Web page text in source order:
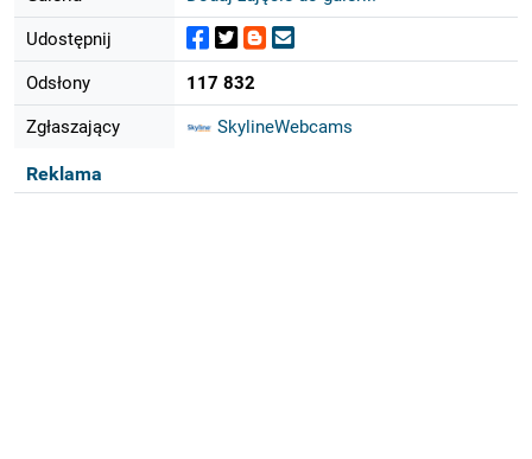
Udostępnij
Odsłony 117 832
Zgłaszający SkylineWebcams
Reklama